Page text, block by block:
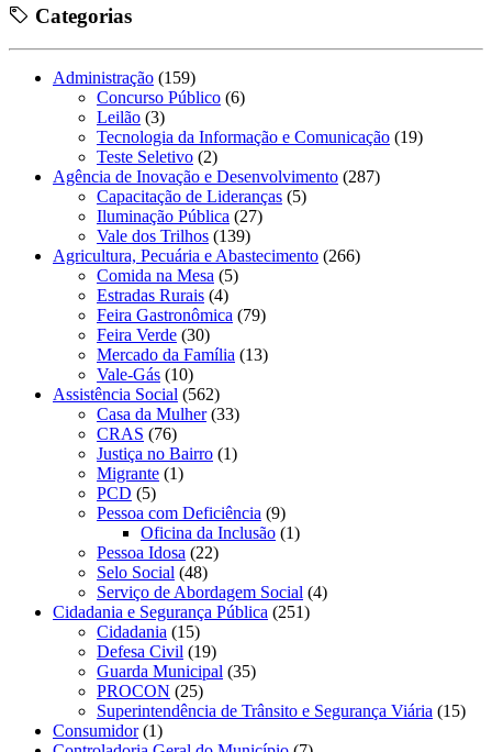
Categorias
Administração (159)
Concurso Público (6)
Leilão (3)
Tecnologia da Informação e Comunicação (19)
Teste Seletivo (2)
Agência de Inovação e Desenvolvimento (287)
Capacitação de Lideranças (5)
Iluminação Pública (27)
Vale dos Trilhos (139)
Agricultura, Pecuária e Abastecimento (266)
Comida na Mesa (5)
Estradas Rurais (4)
Feira Gastronômica (79)
Feira Verde (30)
Mercado da Família (13)
Vale-Gás (10)
Assistência Social (562)
Casa da Mulher(33)
CRAS (76)
Justiça no Bairro (1)
Migrante (1)
PCD (5)
Pessoa com Deficiência (9)
Oficina da Inclusão (1)
Pessoa Idosa (22)
Selo Social (48)
Serviço de Abordagem Social (4)
Cidadania e Segurança Pública (251)
Cidadania (15)
Defesa Civil (19)
Guarda Municipal (35)
PROCON (25)
Superintendência de Trânsito e Segurança Viária (15)
Consumidor(1)